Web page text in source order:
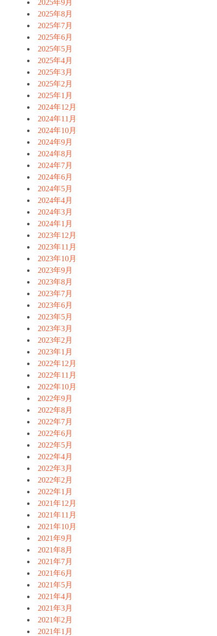
2025年9月
2025年8月
2025年7月
2025年6月
2025年5月
2025年4月
2025年3月
2025年2月
2025年1月
2024年12月
2024年11月
2024年10月
2024年9月
2024年8月
2024年7月
2024年6月
2024年5月
2024年4月
2024年3月
2024年1月
2023年12月
2023年11月
2023年10月
2023年9月
2023年8月
2023年7月
2023年6月
2023年5月
2023年3月
2023年2月
2023年1月
2022年12月
2022年11月
2022年10月
2022年9月
2022年8月
2022年7月
2022年6月
2022年5月
2022年4月
2022年3月
2022年2月
2022年1月
2021年12月
2021年11月
2021年10月
2021年9月
2021年8月
2021年7月
2021年6月
2021年5月
2021年4月
2021年3月
2021年2月
2021年1月